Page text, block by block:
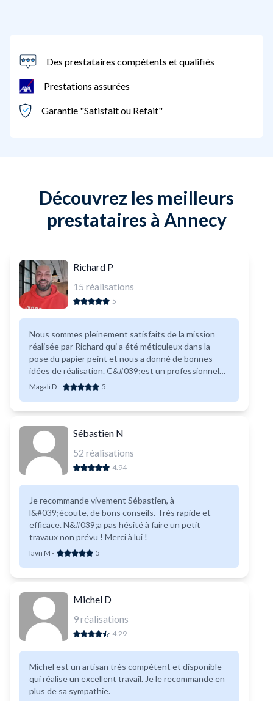
Des prestataires compétents et qualifiés
Prestations assurées
Garantie "Satisfait ou Refait"
Découvrez les meilleurs
prestataires à Annecy
Richard P
15 réalisations
5
Nous sommes pleinement satisfaits de la mission
réalisée par Richard qui a été méticuleux dans la
pose du papier peint et nous a donné de bonnes
idées de réalisation. C&#039;est un professionnel
très fiable, polyvalent, très sympathique et
Magali D- 5
Sébastien N
52 réalisations
4.94
Je recommande vivement Sébastien, à
l&#039;écoute, de bons conseils. Très rapide et
efficace. N&#039;a pas hésité à faire un petit
travaux non prévu ! Merci à lui !
Iavn M - 5
Michel D
9réalisations
4.29
Michel est un artisan très compétent et disponible
qui réalise un excellent travail. Je le recommande en
plus de sa sympathie.